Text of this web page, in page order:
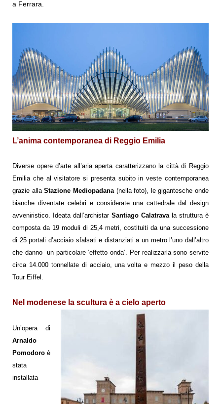
a Ferrara.
L’anima contemporanea di Reggio Emilia
Diverse opere d’arte all’aria aperta caratterizzano la città di Reggio
Emilia che al visitatore si presenta subito in veste contemporanea
grazie allaStazione Mediopadana(nella foto), le gigantesche onde
bianche diventate celebri e considerate una cattedrale dal design
avveniristico. Ideata dall’archistar Santiago Calatravala struttura è
composta da 19 moduli di 25,4 metri, costituiti da una successione
di 25 portali d’acciaio sfalsati e distanziati a un metro l’uno dall’altro
che danno un particolare ‘effetto onda’. Per realizzarla sono servite
circa 14.000 tonnellate di acciaio, una volta e mezzo il peso della
Tour Eiffel.
Nel modenese la scultura è a cielo aperto
Un’opera di
Arnaldo
Pomodoro è
stata
installata